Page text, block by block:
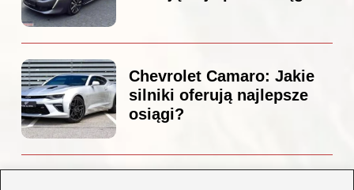
Chevrolet Camaro: Jakie
silniki oferują najlepsze
osiągi?